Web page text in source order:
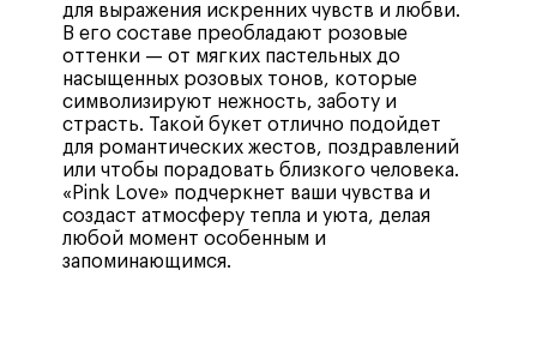
для выражения искренних чувств и любви.
В его составе преобладают розовые
оттенки — от мягких пастельных до
насыщенных розовых тонов, которые
символизируют нежность, заботу и
страсть. Такой букет отлично подойдет
для романтических жестов, поздравлений
или чтобы порадовать близкого человека.
«Pink Love» подчеркнет ваши чувства и
создаст атмосферу тепла и уюта, делая
любой момент особенным и
запоминающимся.